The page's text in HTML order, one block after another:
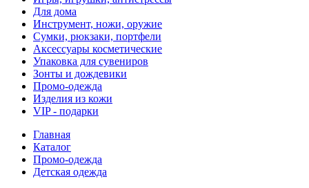
Для дома
Инструмент, ножи, оружие
Сумки, рюкзаки, портфели
Аксессуары косметические
Упаковка для сувениров
Зонты и дождевики
Промо-одежда
Изделия из кожи
VIP - подарки
Главная
Каталог
Промо-одежда
Детская одежда